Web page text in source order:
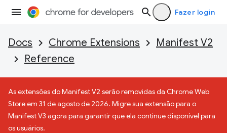
Fazer login
Docs Chrome Extensions
Manifest V2
Reference
As extensões do Manifest V2 serão removidas da Chrome Web
Store em 31 de agosto de 2026. Migre sua extensão para o
Manifest V3 agora para garantir que ela continue disponível para
os usuários.